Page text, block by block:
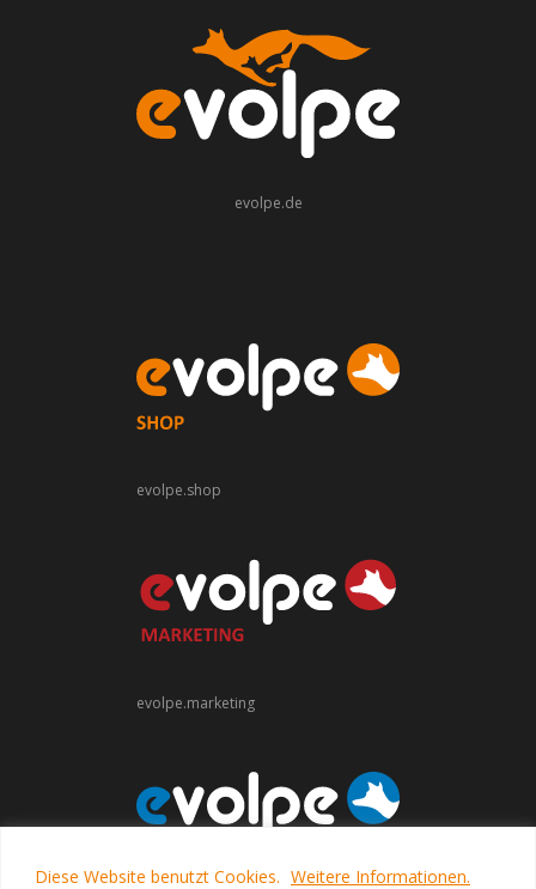
Diese Website benutzt Cookies. Weitere Informationen.
evolpe.de
evolpe.shop
evolpe.marketing